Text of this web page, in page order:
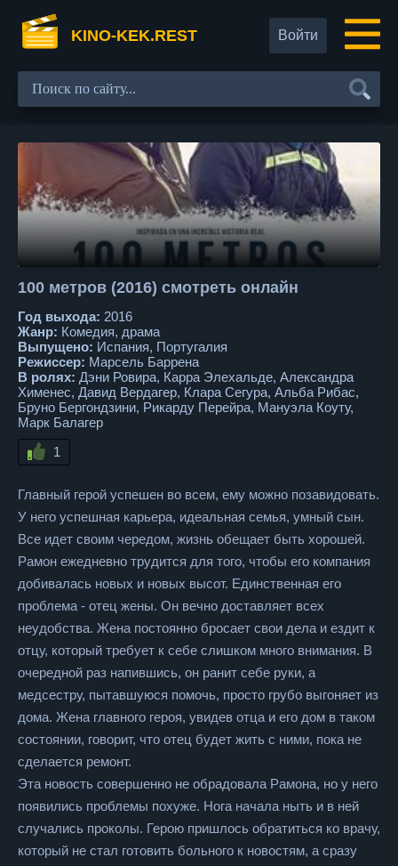
KINO-KEK.REST Войти
100 метров (2016) смотреть онлайн
Год выхода: 2016
Жанр: Комедия, драма
Выпущено: Испания, Португалия
Режиссер: Марсель Баррена
В ролях: Дэни Ровира, Карра Элехальде, Александра
Хименес, Давид Вердагер, Клара Сегура, Альба Рибас,
Бруно Бергондзини, Рикарду Перейра, Мануэла Коуту,
Марк Балагер
1
Главный герой успешен во всем, ему можно позавидовать.
У него успешная карьера, идеальная семья, умный сын.
Все идет своим чередом, жизнь обещает быть хорошей.
Рамон ежедневно трудится для того, чтобы его компания
добивалась новых и новых высот. Единственная его
проблема - отец жены. Он вечно доставляет всех
неудобства. Жена постоянно бросает свои дела и ездит к
отцу, который требует к себе слишком много внимания. В
очередной раз напившись, он ранит себе руки, а
медсестру, пытавшуюся помочь, просто грубо выгоняет из
дома. Жена главного героя, увидев отца и его дом в таком
состоянии, говорит, что отец будет жить с ними, пока не
сделается ремонт.
Эта новость совершенно не обрадовала Рамона, но у него
появились проблемы похуже. Нога начала ныть и в ней
случались проколы. Герою пришлось обратиться ко врачу,
который не стал готовить больного к новостям, а сразу